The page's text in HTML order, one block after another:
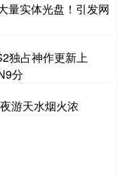
量实体光盘！引发网
独占神作更新上
分
游天水烟火浓